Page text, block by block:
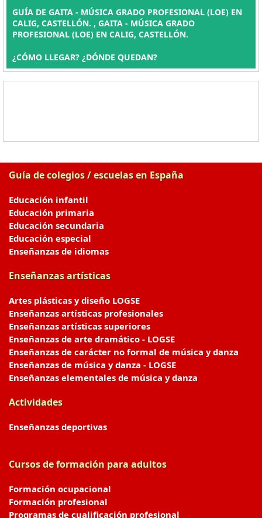
GUÍA DE GAITA - MÚSICA GRADO PROFESIONAL (LOE) EN
CALIG, CASTELLÓN. , GAITA - MÚSICA GRADO
PROFESIONAL (LOE) EN CALIG, CASTELLÓN.
¿CÓMO LLEGAR? ¿DÓNDE QUEDAN?
Guía de colegios / escuelas en España
Educación infantil
Educación primaria
Educación secundaria
Educación especial
Enseñanzas de idiomas
Enseñanzas artísticas
Artes plásticas y diseño LOGSE
Enseñanzas artísticas profesionales
Enseñanzas artísticas superiores
Enseñanzas de arte dramático - LOGSE
Enseñanzas de carácter no formal de música y danza
Enseñanzas de música y danza - LOGSE
Enseñanzas elementales de música y danza
Actividades
Enseñanzas deportivas
Cursos de formación para adultos
Formación ocupacional
Formación profesional
Programas de cualificación profesional